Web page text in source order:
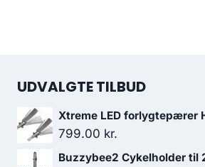
UDVALGTE TILBUD
Xtreme LED forlygtepærer
799.00 kr.
Buzzybee2 Cykelholder til